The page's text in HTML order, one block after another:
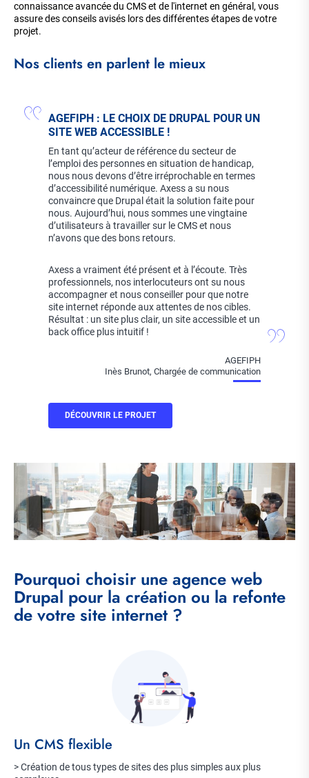
connaissance avancée du CMS et de l'internet en général, vous
assure des conseils avisés lors des différentes étapes de votre
projet.
Nos clients en parlent le mieux
AGEFIPH : LE CHOIX DE DRUPAL POUR UN
SITE WEB ACCESSIBLE !
En tant qu’acteur de référence du secteur de
l’emploi des personnes en situation de handicap,
nous nous devons d’être irréprochable en termes
d’accessibilité numérique. Axess a su nous
convaincre que Drupal était la solution faite pour
nous. Aujourd’hui, nous sommes une vingtaine
d’utilisateurs à travailler sur le CMS et nous
n’avons que des bons retours.
Axess a vraiment été présent et à l’écoute. Très
professionnels, nos interlocuteurs ont su nous
accompagner et nous conseiller pour que notre
site internet réponde aux attentes de nos cibles.
Résultat : un site plus clair, un site accessible et un
back office plus intuitif !
AGEFIPH
Inès Brunot, Chargée de communication
DÉCOUVRIR LE PROJET
Titre
Pourquoi choisir une agence web
Drupal pour la création ou la refonte
de votre site internet ?
Title
Un CMS flexible
Description
> Création de tous types de sites des plus simples aux plus